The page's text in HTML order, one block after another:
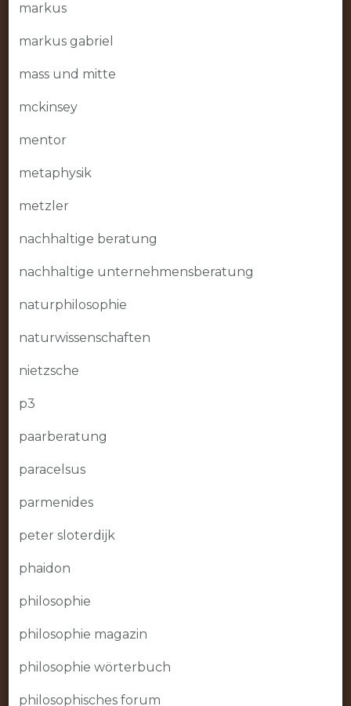
markus
markus gabriel
mass und mitte
mckinsey
mentor
metaphysik
metzler
nachhaltige beratung
nachhaltige unternehmensberatung
naturphilosophie
naturwissenschaften
nietzsche
p3
paarberatung
paracelsus
parmenides
peter sloterdijk
phaidon
philosophie
philosophie magazin
philosophie wörterbuch
philosophisches forum